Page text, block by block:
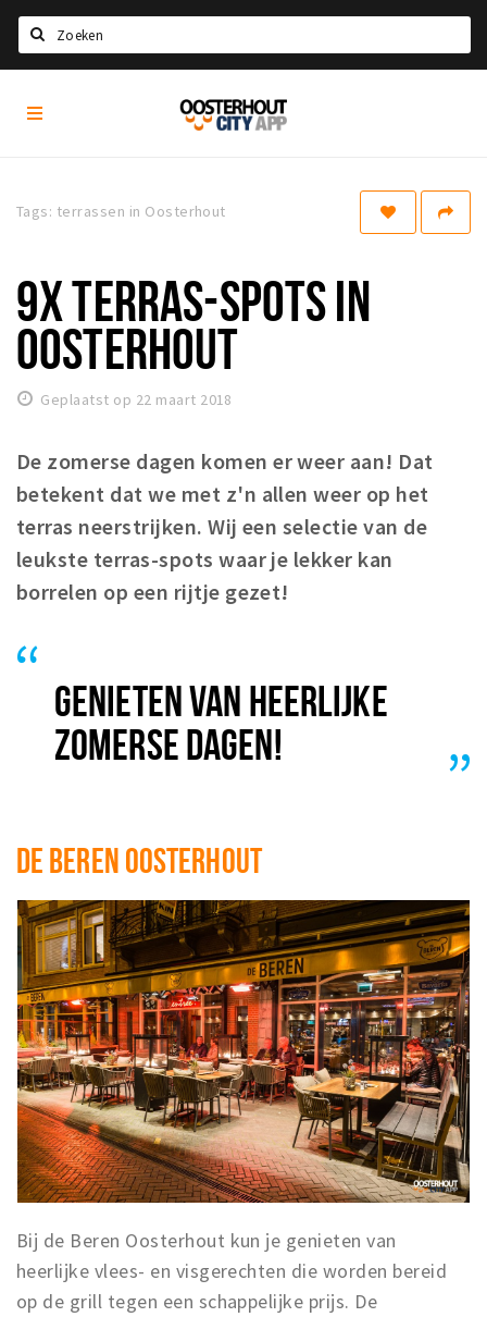
Home
Drinken
Recreatief
Slapen
Winkels
Parkeren
Koopzondagen
Bezienswaardigheden
Musea, theaters & podia
Uitjes & activiteiten
Baroniepoorten
Oosterhout
City
Tags: terrassen in Oosterhout
9X TERRAS-SPOTS IN
OOSTERHOUT
Geplaatst op 22 maart 2018
De zomerse dagen komen er weer aan! Dat
betekent dat we met z'n allen weer op het
terras neerstrijken. Wij een selectie van de
leukste terras-spots waar je lekker kan
borrelen op een rijtje gezet!
GENIETEN VAN HEERLIJKE
ZOMERSE DAGEN!
DE BEREN OOSTERHOUT
Bij de Beren Oosterhout kun je genieten van
heerlijke vlees- en visgerechten die worden bereid
op de grill tegen een schappelijke prijs. De